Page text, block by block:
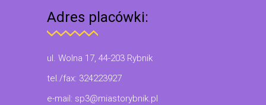
Adres placówki:
ul. Wolna 17, 44-203 Rybnik
tel./fax: 324223927
e-mail: sp3@miastorybnik.pl